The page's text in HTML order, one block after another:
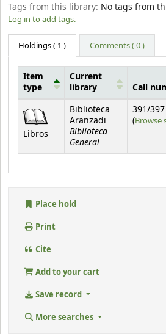
Tags from this library: No tags from
Log in to add tags.
Holdings( 1 ) Comments ( 0 )
Holdings
Item
type
Current
library
Call
Libros
Biblioteca
Aranzadi
Biblioteca
General
391/
(Browse
Place hold
Print
Cite
Add to your cart
Save record
More searches